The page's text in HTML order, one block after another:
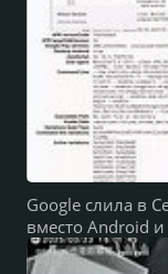
Google слила в
вместо Android и